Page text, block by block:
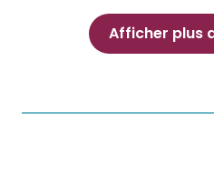
Afficher plus